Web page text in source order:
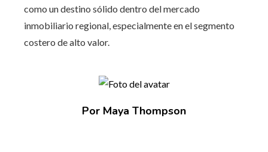
como un destino sólido dentro del mercado
inmobiliario regional, especialmente en el segmento
costero de alto valor.
Por Maya Thompson